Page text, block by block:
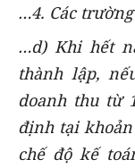
…4. Các
…d) Khi hết
thành lập,
doanh thu từ
định tại
chế độ kế